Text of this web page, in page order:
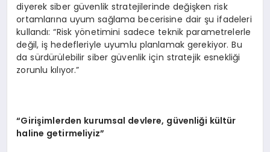
diyerek siber güvenlik stratejilerinde değişken risk
ortamlarına uyum sağlama becerisine dair şu ifadeleri
kullandı: “Risk yönetimini sadece teknik parametrelerle
değil, iş hedefleriyle uyumlu planlamak gerekiyor. Bu
da sürdürülebilir siber güvenlik için stratejik esnekliği
zorunlu kılıyor.”
“Girişimlerden kurumsal devlere, güvenliği kültür
haline getirmeliyiz”